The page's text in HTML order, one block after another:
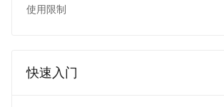
使用限制
快速入门